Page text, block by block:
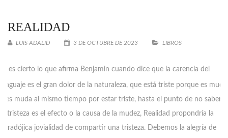
REALIDAD
LUIS ADALID 3 DE OCTUBRE DE 2023 LIBROS
i es cierto lo que afirma Benjamin cuando dice que la carencia del
lenguaje es el gran dolor de la naturaleza, que está triste porque es muda
y es muda al mismo tiempo por estar triste, hasta el punto de no saber si
la tristeza es el efecto o la causa de la mudez, Realidad propondría la
paradójica jovialidad de compartir una tristeza. Debemos la alegría de